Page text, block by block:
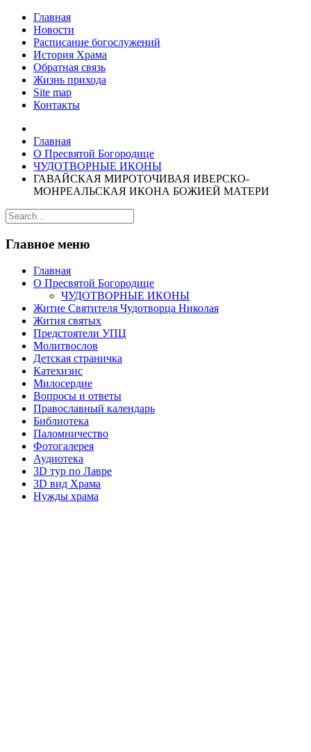
Главная
Новости
Расписание богослужений
История Храма
Обратная связь
Жизнь прихода
Site map
Контакты
Главная
О Пресвятой Богородице
ЧУДОТВОРНЫЕ ИКОНЫ
ГАВАЙСКАЯ МИРОТОЧИВАЯ ИВЕРСКО-
МОНРЕАЛЬСКАЯ ИКОНА БОЖИЕЙ МАТЕРИ
Главное меню
Главная
О Пресвятой Богородице
ЧУДОТВОРНЫЕ ИКОНЫ
Житие Святителя Чудотворца Николая
Жития святых
Предстоятели УПЦ
Молитвослов
Детская страничка
Катехизис
Милосердие
Вопросы и ответы
Православный календарь
Библиотека
Паломничество
Фотогалерея
Аудиотека
3D тур по Лавре
3D вид Храма
Нужды храма